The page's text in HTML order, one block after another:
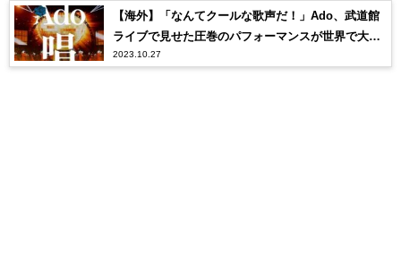
【海外】「なんてクールな歌声だ！」Ado、武道館
ライブで見せた圧巻のパフォーマンスが世界で大反
響！
2023.10.27